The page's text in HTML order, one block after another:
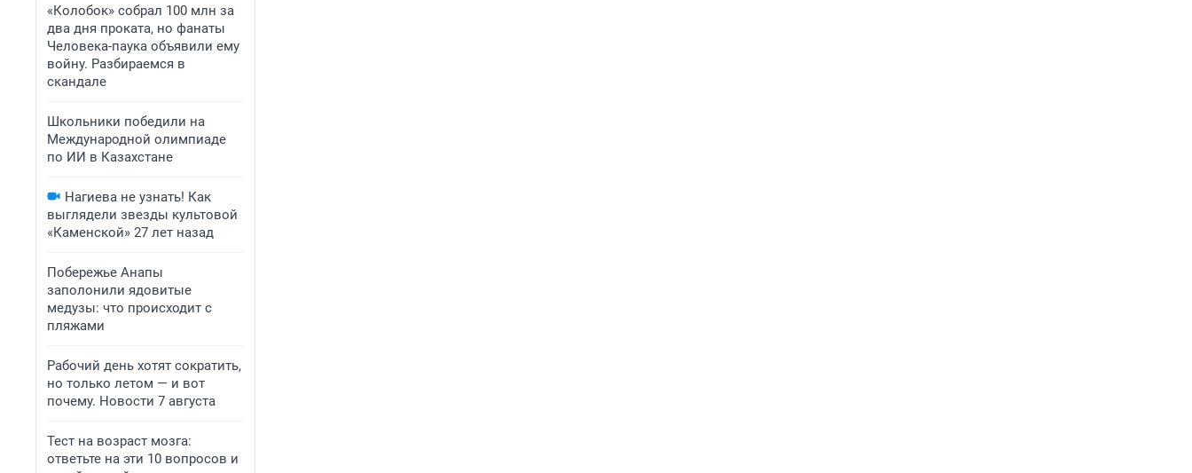
«Колобок» собрал 100 млн за
два дня проката, но фанаты
Человека-паука объявили ему
войну. Разбираемся в
скандале
Школьники победили на
Международной олимпиаде
по ИИ в Казахстане
Нагиева не узнать! Как
выглядели звезды культовой
«Каменской» 27 лет назад
Побережье Анапы
заполонили ядовитые
медузы: что происходит с
пляжами
Рабочий день хотят сократить,
но только летом — и вот
почему. Новости 7 августа
Тест на возраст мозга:
ответьте на эти 10 вопросов и